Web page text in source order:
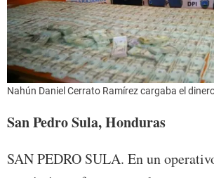
Nahún Daniel Cerrato Ramírez cargaba el
San Pedro Sula, Honduras
SAN PEDRO SULA. En un